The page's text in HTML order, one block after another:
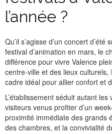
l’année ?
Qu’il s’agisse d’un concert
festival d’animation en mars, le
différence pour vivre Valence
centre-ville et des lieux culturels,
cadre idéal pour allier confort et
L’établissement séduit autant
visiteurs venus profiter d’un
proximité immédiate des grands
des chambres, et la convivialité